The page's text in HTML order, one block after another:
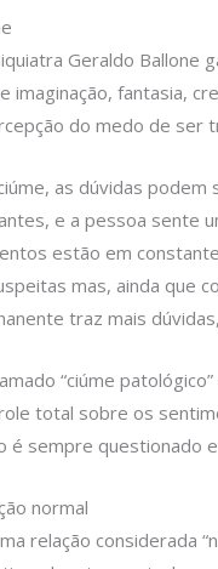
Geraldo Ballone
imaginação, fantasia,
do medo de ser
as dúvidas
e a pessoa sente
estão em
mas, ainda que
traz mais
“ciúme
total sobre os
é sempre questionado
normal
relação considerada